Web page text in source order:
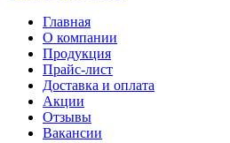
Главная
О компании
Продукция
Прайс-лист
Доставка и оплата
Акции
Отзывы
Вакансии